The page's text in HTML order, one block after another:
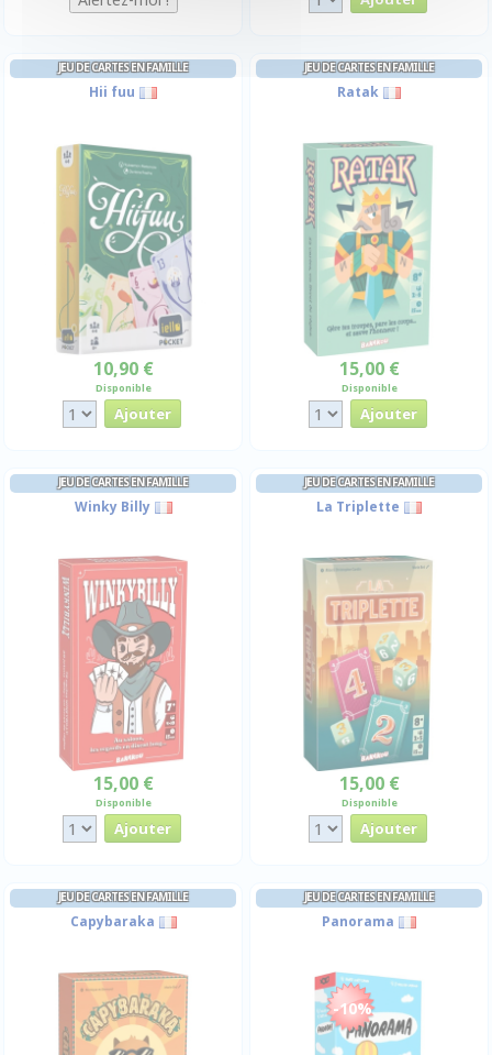
JEU DE CARTES EN FAMILLE
Hii fuu
10,90 €
Disponible
JEU DE CARTES EN FAMILLE
Ratak
15,00 €
Disponible
JEU DE CARTES EN FAMILLE
Winky Billy
15,00 €
Disponible
JEU DE CARTES EN FAMILLE
La Triplette
15,00 €
Disponible
JEU DE CARTES EN FAMILLE
Capybaraka
JEU DE CARTES EN FAMILLE
Panorama
-10%